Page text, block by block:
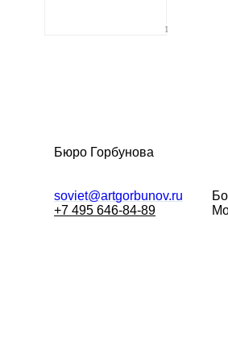
1
Бюро Горбунова
soviet@artgorbunov.ru
+7 495 646-84-89